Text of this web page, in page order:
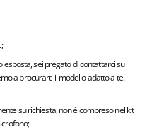
sei pregato di contattarci su
a procurarti il modello adatto a te.
su richiesta, non è compreso nel kit